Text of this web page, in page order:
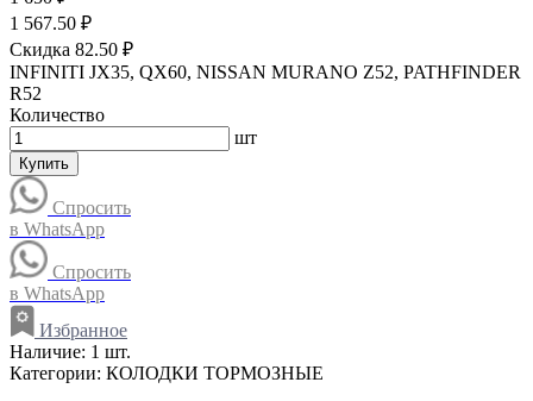
1 567.50 ₽
Скидка 82.50 ₽
INFINITI JX35, QX60, NISSAN MURANO Z52, PATHFINDER
R52
Количество
шт
Купить
Спросить
в WhatsApp
Спросить
в WhatsApp
Избранное
Наличие: 1 шт.
Категории: КОЛОДКИ ТОРМОЗНЫЕ